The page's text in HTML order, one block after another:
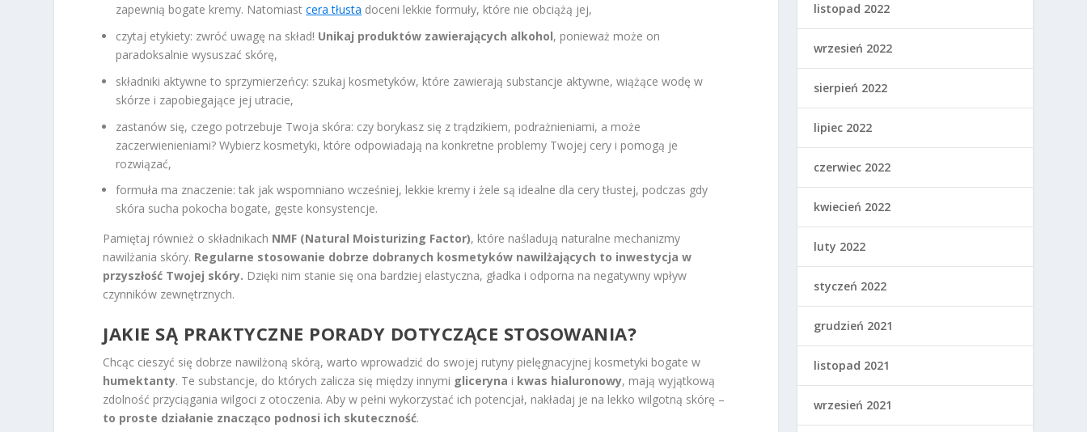
zapewnią bogate kremy. Natomiastcera tłusta doceni lekkie formuły, które nie obciążą jej,
czytaj etykiety: zwróć uwagę na skład! Unikaj produktów zawierających alkohol, ponieważ może on
paradoksalnie wysuszać skórę,
składniki aktywne to sprzymierzeńcy: szukaj kosmetyków, które zawierają substancje aktywne, wiążące wodę w
skórze i zapobiegające jej utracie,
zastanów się, czego potrzebuje Twoja skóra: czy borykasz się z trądzikiem, podrażnieniami, a może
zaczerwienieniami? Wybierz kosmetyki, które odpowiadają na konkretne problemy Twojej cery i pomogą je
rozwiązać,
formuła ma znaczenie: tak jak wspomniano wcześniej, lekkie kremy i żele są idealne dla cery tłustej, podczas gdy
skóra sucha pokocha bogate, gęste konsystencje.
Pamiętaj również o składnikach NMF (Natural Moisturizing Factor), które naśladują naturalne mechanizmy
nawilżania skóry. Regularne stosowanie dobrze dobranych kosmetyków nawilżających to inwestycja w
przyszłość Twojej skóry. Dzięki nim stanie się ona bardziej elastyczna, gładka i odporna na negatywny wpływ
czynników zewnętrznych.
JAKIE SĄ PRAKTYCZNE PORADY DOTYCZĄCE STOSOWANIA?
Chcąc cieszyć się dobrze nawilżoną skórą, warto wprowadzić do swojej rutyny pielęgnacyjnej kosmetyki bogate w
humektanty. Te substancje, do których zalicza się między innymi gliceryna i kwas hialuronowy, mają wyjątkową
zdolność przyciągania wilgoci z otoczenia. Aby w pełni wykorzystać ich potencjał, nakładaj je na lekko wilgotną skórę –
to proste działanie znacząco podnosi ich skuteczność.
listopad 2022
wrzesień 2022
sierpień 2022
lipiec 2022
czerwiec 2022
kwiecień 2022
luty 2022
styczeń 2022
grudzień 2021
listopad 2021
wrzesień 2021